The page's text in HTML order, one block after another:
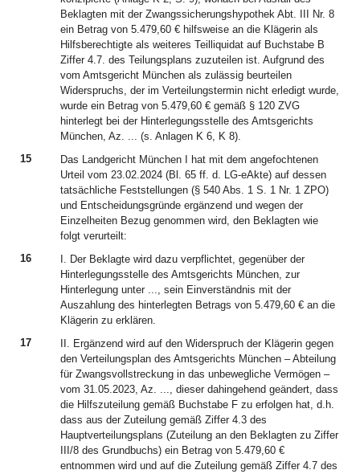
Beklagten mit der Zwangssicherungshypothek Abt. III Nr. 8
ein Betrag von 5.479,60 € hilfsweise an die Klägerin als
Hilfsberechtigte als weiteres Teilliquidat auf Buchstabe B
Ziffer 4.7. des Teilungsplans zuzuteilen ist. Aufgrund des
vom Amtsgericht München als zulässig beurteilen
Widerspruchs, der im Verteilungstermin nicht erledigt wurde,
wurde ein Betrag von 5.479,60 € gemäß § 120 ZVG
hinterlegt bei der Hinterlegungsstelle des Amtsgerichts
München, Az. ... (s. Anlagen K 6, K 8).
15
Das Landgericht München I hat mit dem angefochtenen
Urteil vom 23.02.2024 (Bl. 65 ff. d. LG-eAkte) auf dessen
tatsächliche Feststellungen (§ 540 Abs. 1 S. 1 Nr. 1 ZPO)
und Entscheidungsgründe ergänzend und wegen der
Einzelheiten Bezug genommen wird, den Beklagten wie
folgt verurteilt:
16
I. Der Beklagte wird dazu verpflichtet, gegenüber der
Hinterlegungsstelle des Amtsgerichts München, zur
Hinterlegung unter ..., sein Einverständnis mit der
Auszahlung des hinterlegten Betrags von 5.479,60 € an die
Klägerin zu erklären.
17
II. Ergänzend wird auf den Widerspruch der Klägerin gegen
den Verteilungsplan des Amtsgerichts München – Abteilung
für Zwangsvollstreckung in das unbewegliche Vermögen –
vom 31.05.2023, Az. ..., dieser dahingehend geändert, dass
die Hilfszuteilung gemäß Buchstabe F zu erfolgen hat, d.h.
dass aus der Zuteilung gemäß Ziffer 4.3 des
Hauptverteilungsplans (Zuteilung an den Beklagten zu Ziffer
III/8 des Grundbuchs) ein Betrag von 5.479,60 €
entnommen wird und auf die Zuteilung gemäß Ziffer 4.7 des